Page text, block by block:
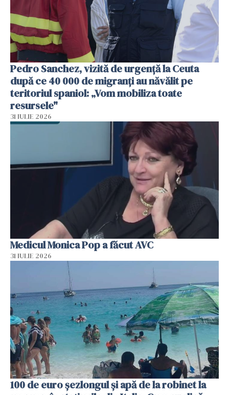
Pedro Sanchez, vizită de urgență la Ceuta
după ce 40 000 de migranți au năvălit pe
teritoriul spaniol: „Vom mobiliza toate
resursele"
31 IULIE 2026
Medicul Monica Pop a făcut AVC
31 IULIE 2026
100 de euro șezlongul și apă de la robinet la